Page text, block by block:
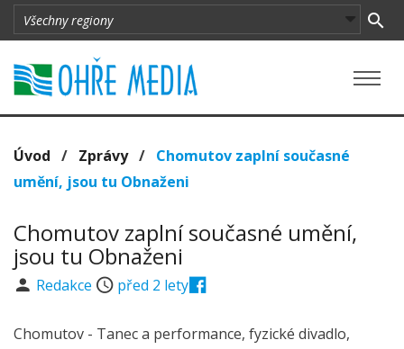
Úvod / Zprávy/ Chomutov zaplní současné
umění, jsou tu Obnaženi
Chomutov zaplní současné umění,
jsou tu Obnaženi
Redakce před 2 lety
Chomutov - Tanec a performance, fyzické divadlo,